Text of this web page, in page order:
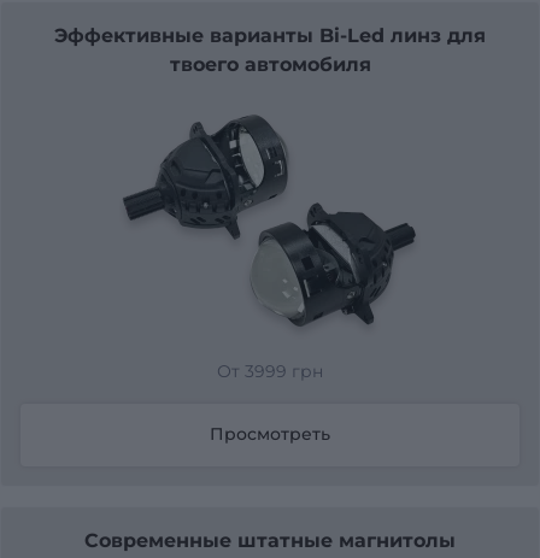
Эффективные варианты Bi-Led линз для
твоего автомобиля
От 3999 грн
Просмотреть
Современные штатные магнитолы